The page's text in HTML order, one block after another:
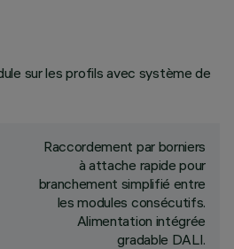
sur les profils avec système de
Raccordement par borniers
à attache rapide pour
branchement simplifié entre
les modules consécutifs.
Alimentation intégrée
gradable DALI.